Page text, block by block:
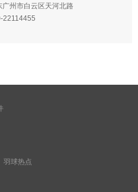
广州市白云区天河北路
22114455
羽球热点